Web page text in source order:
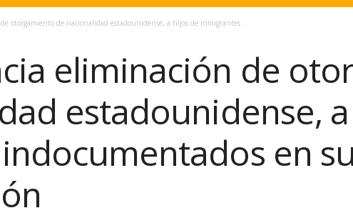
otorgamiento de nacionalidad estadounidense, a hijos de inmigrantes...
eliminación de
estadounidense,
en su